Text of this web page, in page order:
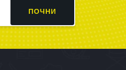
ПОЧНИ